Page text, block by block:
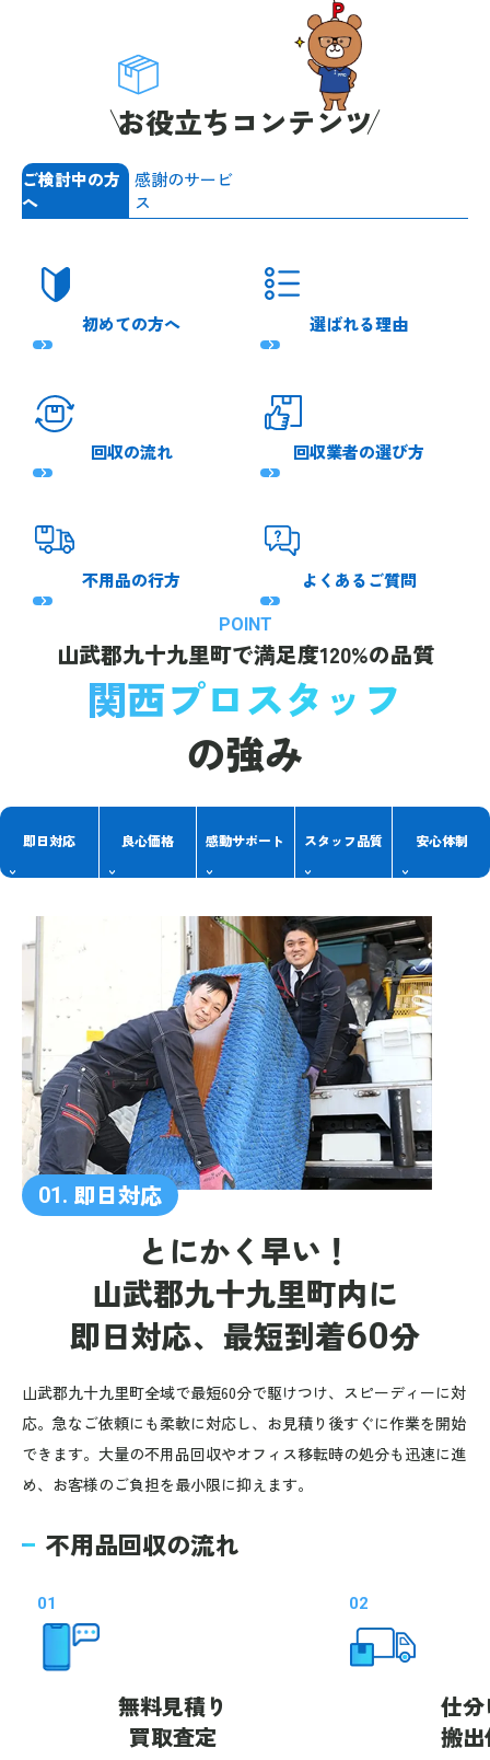
お役立ちコンテンツ
ご検討中の方
へ
感謝のサービ
ス
初めての方へ 選ばれる理由
回収の流れ 回収業者の選び方
不用品の行方 よくあるご質問
POINT
山武郡九十九里町で満足度120%の品質
関西プロスタッフ
の強み
即日対応 良心価格 感動サポート スタッフ品質 安心体制
01. 即日対応
とにかく早い！
山武郡九十九里町内に
即日対応、 最短到着60分
山武郡九十九里町全域で最短60分で駆けつけ、スピーディーに対
応。急なご依頼にも柔軟に対応し、お見積り後すぐに作業を開始
できます。大量の不用品回収やオフィス移転時の処分も迅速に進
め、お客様のご負担を最小限に抑えます。
不用品回収の流れ
01
無料見積り
買取査定
02
仕
搬